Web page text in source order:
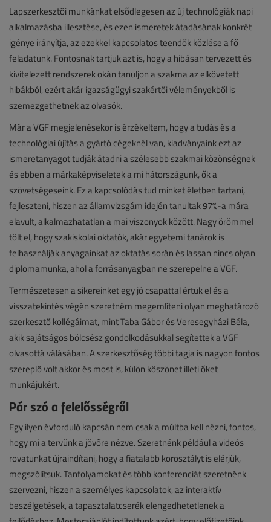
Lapszerkesztői munkánkat elsődlegesen az új technológiák napi
alkalmazásba illesztése, és ezen ismeretek átadásának konkrét
igénye irányítja, az ezekkel kapcsolatos teendők közlése a fő
feladatunk. Fontosnak tartjuk azt is, hogy a hibásan tervezett és
kivitelezett rendszerek okán tanuljon a szakma az elkövetett
hibákból, ezért akár igazságügyi szakértői véleményekből is
szemezgethetnek az olvasók.
Már a VGF megjelenésekor is érzékeltem, hogy a tudás és a
technológiai újítás a gyártó cégeknél van, kiadványaink ezt az
ismeretanyagot tudják átadni a szélesebb szakmai közönségnek
és ebben a márkaképviseletek a mi hátországunk, ők a
szövetségeseink. Ez a kapcsolódás tud minket életben tartani,
fejleszteni, hiszen az államvizsgám idején tanultak 97%-a mára
elavult, alkalmazhatatlan a mai viszonyok között. Nagy örömmel
tölt el, hogy szakiskolai oktatók, akár egyetemi tanárok is
felhasználják anyagainkat az oktatás során és lassan nincs olyan
diplomamunka, ahol a forrásanyagban ne szerepelne a VGF.
Természetesen a sikereinket egy jó csapattal értük el és a
visszatekintés végén szeretném megemlíteni olyan meghatározó
szerkesztő kollégáimat, mint Taba Gábor és Veresegyházi Béla,
akik sajátságos bölcsész gondolkodásukkal segítettek a VGF
olvasottá válásában. A szerkesztőség többi tagja is nagyon fontos
szereplő volt akkor és most is, külön köszönet illeti őket
munkájukért.
Pár szó a felelősségről
Egy ilyen évforduló kapcsán nem csak a múltba kell nézni, fontos,
hogy mi a tervünk a jövőre nézve. Szeretnénk például a videós
rovatunkat újraindítani, hogy a fiatalabb korosztályt is elérjük,
megszólítsuk. Tanfolyamokat és több konferenciát szeretnénk
szervezni, hiszen a személyes kapcsolatok, az interaktív
beszélgetések, a tapasztalatcserék elengedhetetlenek a